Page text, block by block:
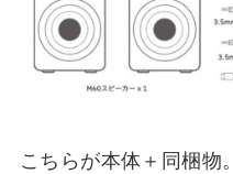
こちらが本体＋同梱物。